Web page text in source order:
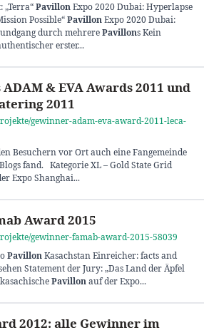
PavillonExpo 2020 Dubai: Hyperlapse
Possible“PavillonExpo 2020 Dubai:
durch mehrerePavillons Kein
erster...
& EVA Awards 2011 und
2011
gewinner-adam-eva-award-2011-leca-
Besuchern vor Ort auch eine Fangemeinde
fand. Kategorie XL – Gold State Grid
Expo Shanghai...
Award 2015
gewinner-famab-award-2015-58039
PavillonKasachstan Einreicher: facts and
Statement der Jury: „Das Land der Äpfel
Pavillonauf der Expo...
2012: alle Gewinner im